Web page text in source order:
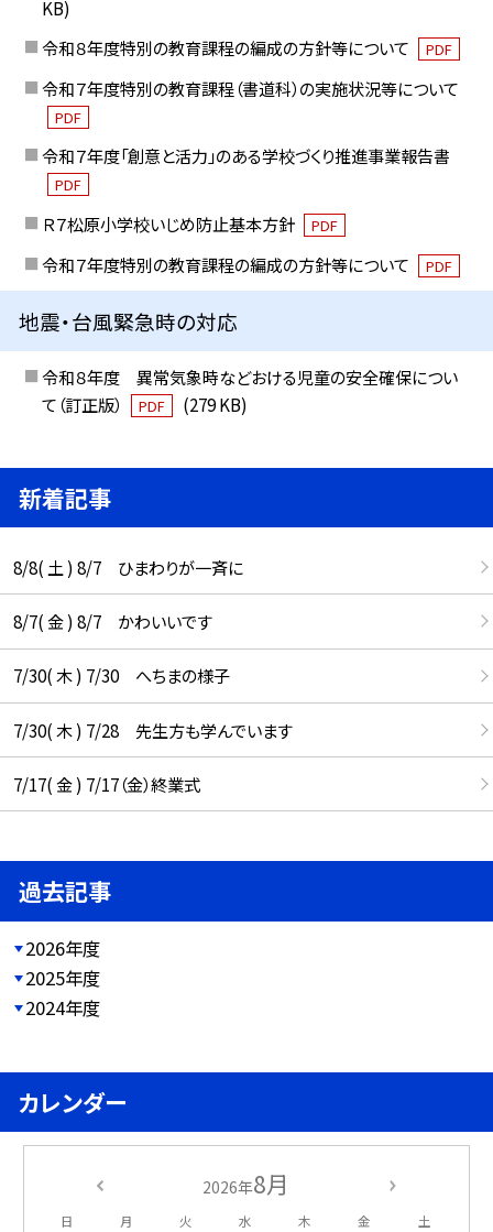
KB)
令和８年度特別の教育課程の編成の方針等について
PDF
令和７年度特別の教育課程（書道科）の実施状況等について
PDF
令和７年度「創意と活力」のある学校づくり推進事業報告書
PDF
Ｒ７松原小学校いじめ防止基本方針 PDF
令和７年度特別の教育課程の編成の方針等について PDF
地震・台風緊急時の対応
令和８年度 異常気象時などおける児童の安全確保につい
て（訂正版）
PDF (279 KB)
新着記事
8/8( 土 ) 8/7 ひまわりが一斉に
8/7( 金 ) 8/7 かわいいです
7/30( 木 ) 7/30 へちまの様子
7/30( 木 ) 7/28 先生方も学んでいます
7/17( 金 ) 7/17（金）終業式
過去記事
2026年度
2025年度
2024年度
カレンダー
2026年8月
日 月 火 水 木 金 土